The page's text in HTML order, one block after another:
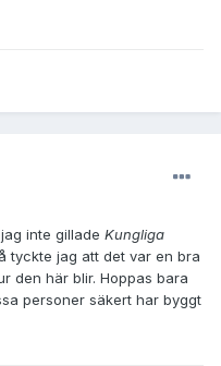
inte gillade Kungliga
tyckte jag att det var en bra
den här blir. Hoppas bara
personer säkert har byggt